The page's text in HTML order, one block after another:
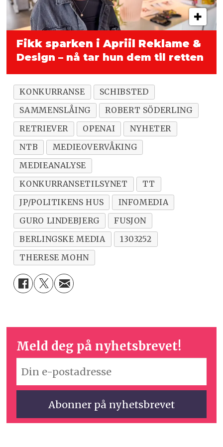
Fikk sparken i Apriil Reklame &
Design – nå tar hun dem til retten
KONKURRANSE
SCHIBSTED
SAMMENSLÅING
ROBERT SÖDERLING
RETRIEVER
OPENAI
NYHETER
NTB
MEDIEOVERVÅKING
MEDIEANALYSE
KONKURRANSETILSYNET
TT
JP/POLITIKENS HUS
INFOMEDIA
GURO LINDEBJERG
FUSJON
BERLINGSKE MEDIA
1303252
THERESE MOHN
Meld deg på nyhetsbrevet!